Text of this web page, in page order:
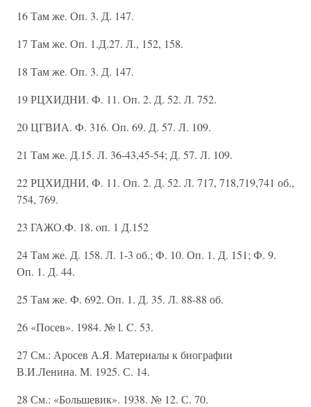
16 Там же. Оп. 3. Д. 147.
17 Там же. Оп. 1.Д.27. Л., 152, 158.
18 Там же. Оп. 3. Д. 147.
19 РЦХИДНИ. Ф. 11. Оп. 2. Д. 52. Л. 752.
20 ЦГВИА. Ф. 316. Оп. 69. Д. 57. Л. 109.
21 Там же. Д.15. Л. 36-43,45-54; Д. 57. Л. 109.
22 РЦХИДНИ, Ф. 11. Оп. 2. Д. 52. Л. 717, 718,719,741 об.,
754, 769.
23 ГАЖО.Ф. 18. oп. 1 Д.152
24 Там же. Д. 158. Л. 1-3 об.; Ф. 10. Оп. 1. Д. 151; Ф. 9.
Оп. 1. Д. 44.
25 Там же. Ф. 692. Оп. 1. Д. 35. Л. 88-88 об.
26 «Посев». 1984. № l. C. 53.
27 См.: Аросев А.Я. Материалы к биографии
В.И.Ленина. М. 1925. С. 14.
28 См.: «Большевик». 1938. № 12. С. 70.